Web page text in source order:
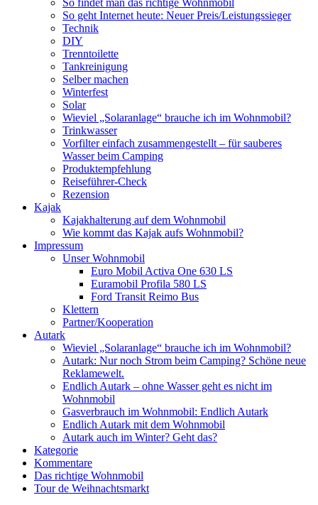
So geht Internet heute: Neuer Preis/Leistungssieger
Technik
DIY
Trenntoilette
Tankreinigung
Selber machen
Winterfest
Solar
Wieviel „Solaranlage“ brauche ich im Wohnmobil?
Trinkwasser
Vorfilter einfach zusammengestellt – für sauberes
Wasser beim Camping
Produktempfehlung
Reiseführer-Check
Rezension
Kajak
Kajakhalterung auf dem Wohnmobil
Wie kommt das Kajak aufs Wohnmobil?
Impressum
Unser Wohnmobil
Euro Mobil Activa One 630 LS
Euramobil Profila 580 LS
Ford Transit Reimo Bus
Klettern
Partner/Kooperation
Autark
Wieviel „Solaranlage“ brauche ich im Wohnmobil?
Autark: Nur noch Strom beim Camping? Schöne neue
Reklamewelt.
Endlich Autark – ohne Wasser geht es nicht im
Wohnmobil
Gasverbrauch im Wohnmobil: Endlich Autark
Endlich Autark mit dem Wohnmobil
Autark auch im Winter? Geht das?
Kategorie
Kommentare
Das richtige Wohnmobil
Tour de Weihnachtsmarkt